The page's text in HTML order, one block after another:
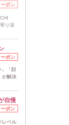
ポン
り添
ポン
」「顔
が解決
自慢
ポン
レベル